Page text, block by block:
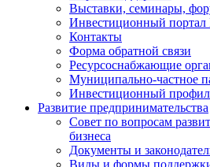
Выставки, семинары,
Инвестиционный портал
Контакты
Форма обратной связи
Ресурсоснабжающие
Муниципально-частное
Инвестиционный
Развитие предпринимательства
Совет по вопросам
бизнеса
Документы и
Виды и формы